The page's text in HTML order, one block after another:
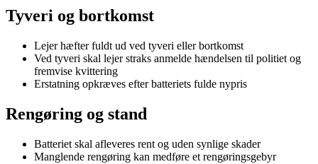
Tyveri og bortkomst
Lejer hæfter fuldt ud ved tyveri eller bortkomst
Ved tyveri skal lejer straks anmelde hændelsen til politiet og
fremvise kvittering
Erstatning opkræves efter batteriets fulde nypris
Rengøring og stand
Batteriet skal afleveres rent og uden synlige skader
Manglende rengøring kan medføre et rengøringsgebyr